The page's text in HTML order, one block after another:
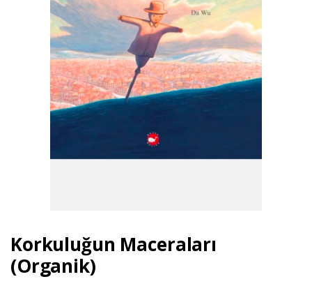
Korkuluğun Maceraları
(Organik)